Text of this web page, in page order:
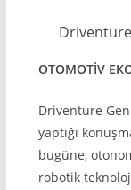
OTOMOTİV
Driventure
yaptığı
bugüne,
robotik